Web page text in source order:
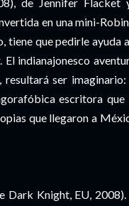
en una mini-
que pedirle ayuda
indianajonesco
ser
escritora
que llegaron a
Dark Knight, EU,